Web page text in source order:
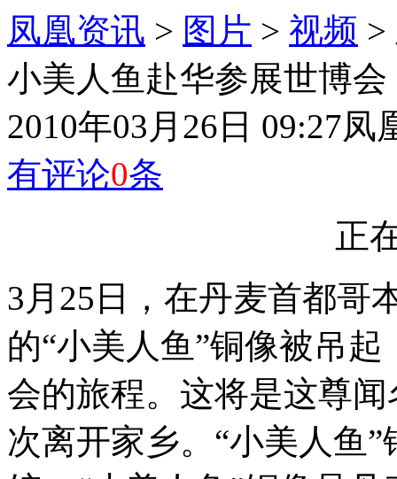
凤凰资讯 > 图片 > 视频 >
小美人鱼赴华参展世博
2010年03月26日 09:27凤
有评论0条
正
3月25日，在丹麦首都哥
的“小美人鱼”铜像被吊
会的旅程。这将是这尊
次离开家乡。“小美人鱼